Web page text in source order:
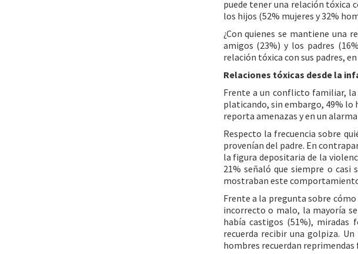
puede tener una relación tóxica
los hijos (52% mujeres y 32%
¿Con quienes se mantiene una
amigos (23%) y los padres
relación tóxica con sus padres,
Relaciones tóxicas desde la
Frente a un conflicto familiar, la
platicando, sin embargo, 49% lo
reporta amenazas y en un
Respecto la frecuencia sobre
provenían del padre. En
la figura depositaria de la
21% señaló que siempre o
mostraban este
Frente a la pregunta sobre
incorrecto o malo, la mayoría
había castigos (51%), miradas
recuerda recibir una golpiza.
hombres recuerdan reprimendas